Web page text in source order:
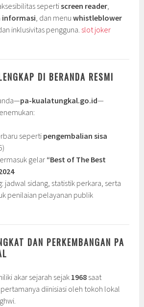
sepertiscreen reader,
informasi, dan menuwhistleblower
inklusivitas pengguna. slot joker
DI BERANDA RESMI
pa-kualatungkal.go.id—
seperti pengembalian sisa
gelar “Best of The Best
jadwal sidang, statistik perkara, serta
penilaian pelayanan publik
DAN PERKEMBANGAN PA
akar sejarah sejak 1968 saat
diinisiasi oleh tokoh lokal